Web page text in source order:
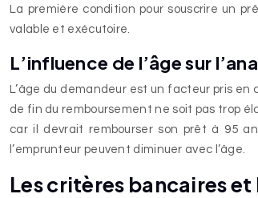
La première condition pour souscrire un
valable et exécutoire.
L’influence de l’âge sur
L’âge du demandeur est un facteur pris
de fin du remboursement ne soit pas trop
car il devrait rembourser son prêt à 95
l’emprunteur peuvent diminuer avec l’âge.
Les critères bancaires